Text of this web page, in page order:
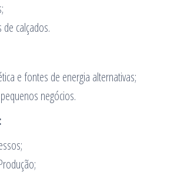
calçados.
e fontes de energia alternativas;
negócios.